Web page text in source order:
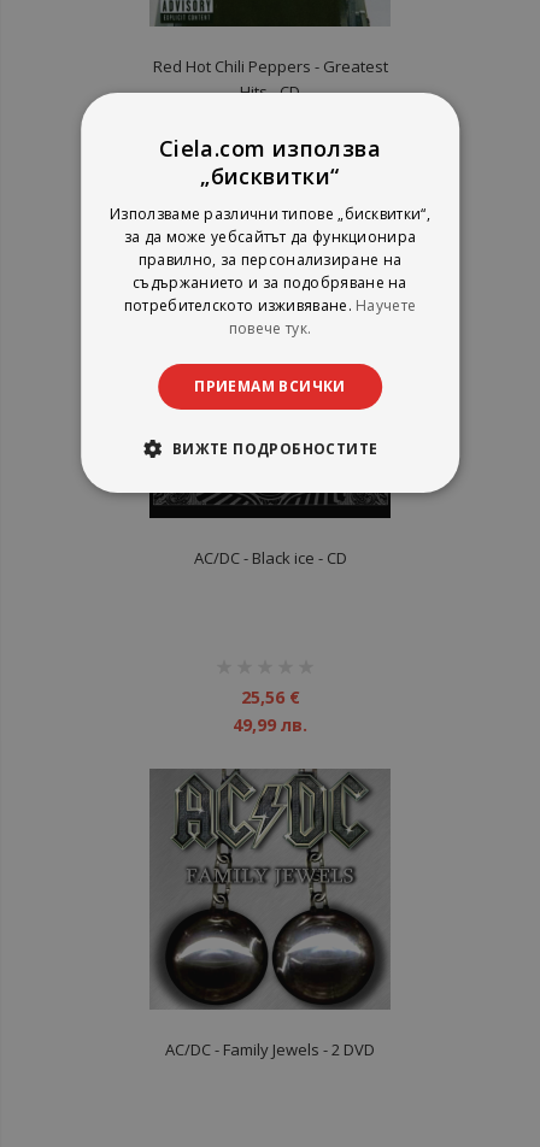
Red Hot Chili Peppers ‎- Greatest
Hits - CD
рейтинг:
9,71 €
18,99 лв.
AC/DC - Black ice - CD
25,56 €
49,99 лв.
AC/DC - Family Jewels - 2 DVD
Ciela.com използва
„бисквитки“
Използваме различни типове „бисквитки“,
за да може уебсайтът да функционира
правилно, за персонализиране на
съдържанието и за подобряване на
потребителското изживяване. Научете
повече тук.
ПРИЕМАМ ВСИЧКИ
ВИЖТЕ ПОДРОБНОСТИТЕ